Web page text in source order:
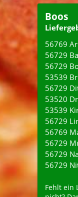
Boos
56769
56729
56729
53539
56729
53520
53539
56729
56769
56729
56729
56729
Fehlt ein